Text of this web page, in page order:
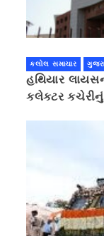
કલોલ સમાચાર
હથિયાર
કલેક્ટર